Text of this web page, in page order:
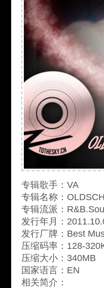
专辑歌手：VA
专辑名称：
专辑流派：
发行年月：
发行厂牌：Best
压缩码率：128-
压缩大小：340MB
国家语言：EN
相关简介：